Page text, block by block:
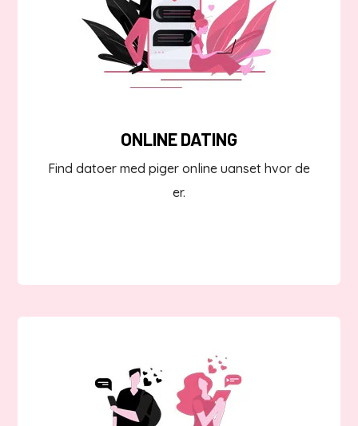
ONLINE DATING
Find datoer med piger online uanset hvor de
er.